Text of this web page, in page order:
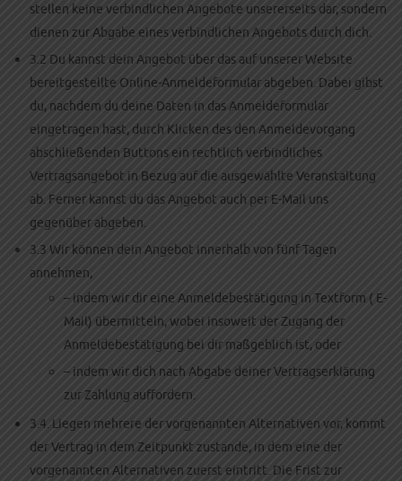
stellen keine verbindlichen Angebote unsererseits dar, sondern
dienen zur Abgabe eines verbindlichen Angebots durch dich.
3.2 Du kannst dein Angebot über das auf unserer Website
bereitgestellte Online-Anmeldeformular abgeben. Dabei gibst
du, nachdem du deine Daten in das Anmeldeformular
eingetragen hast, durch Klicken des den Anmeldevorgang
abschließenden Buttons ein rechtlich verbindliches
Vertragsangebot in Bezug auf die ausgewählte Veranstaltung
ab. Ferner kannst du das Angebot auch per E-Mail uns
gegenüber abgeben.
3.3 Wir können dein Angebot innerhalb von fünf Tagen
annehmen,
– indem wir dir eine Anmeldebestätigung in Textform ( E-
Mail) übermitteln, wobei insoweit der Zugang der
Anmeldebestätigung bei dir maßgeblich ist, oder
– indem wir dich nach Abgabe deiner Vertragserklärung
zur Zahlung auffordern.
3.4. Liegen mehrere der vorgenannten Alternativen vor, kommt
der Vertrag in dem Zeitpunkt zustande, in dem eine der
vorgenannten Alternativen zuerst eintritt. Die Frist zur